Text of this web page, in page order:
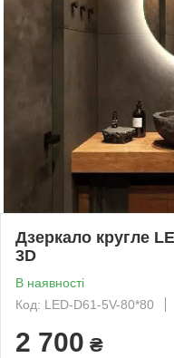
Дзеркало кругле
3D
В наявності
Код: LED-D61-5V-80*80
2 700 ₴